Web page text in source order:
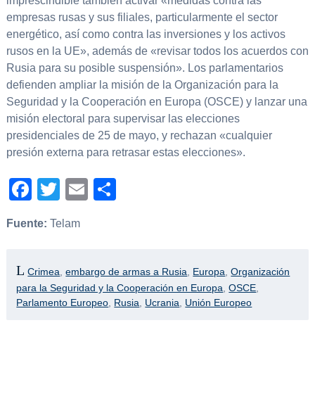
empresas rusas y sus filiales, particularmente el sector
energético, así como contra las inversiones y los activos
rusos en la UE», además de «revisar todos los acuerdos con
Rusia para su posible suspensión». Los parlamentarios
defienden ampliar la misión de la Organización para la
Seguridad y la Cooperación en Europa (OSCE) y lanzar una
misión electoral para supervisar las elecciones
presidenciales de 25 de mayo, y rechazan «cualquier
presión externa para retrasar estas elecciones».
Facebook
TwitterEmail
Fuente: Telam
Crimea ,embargo de armas a Rusia Europa ,Organización
para la Seguridad y la Cooperación en Europa ,OSCE
Parlamento Europeo Rusia Ucrania Unión Europeo